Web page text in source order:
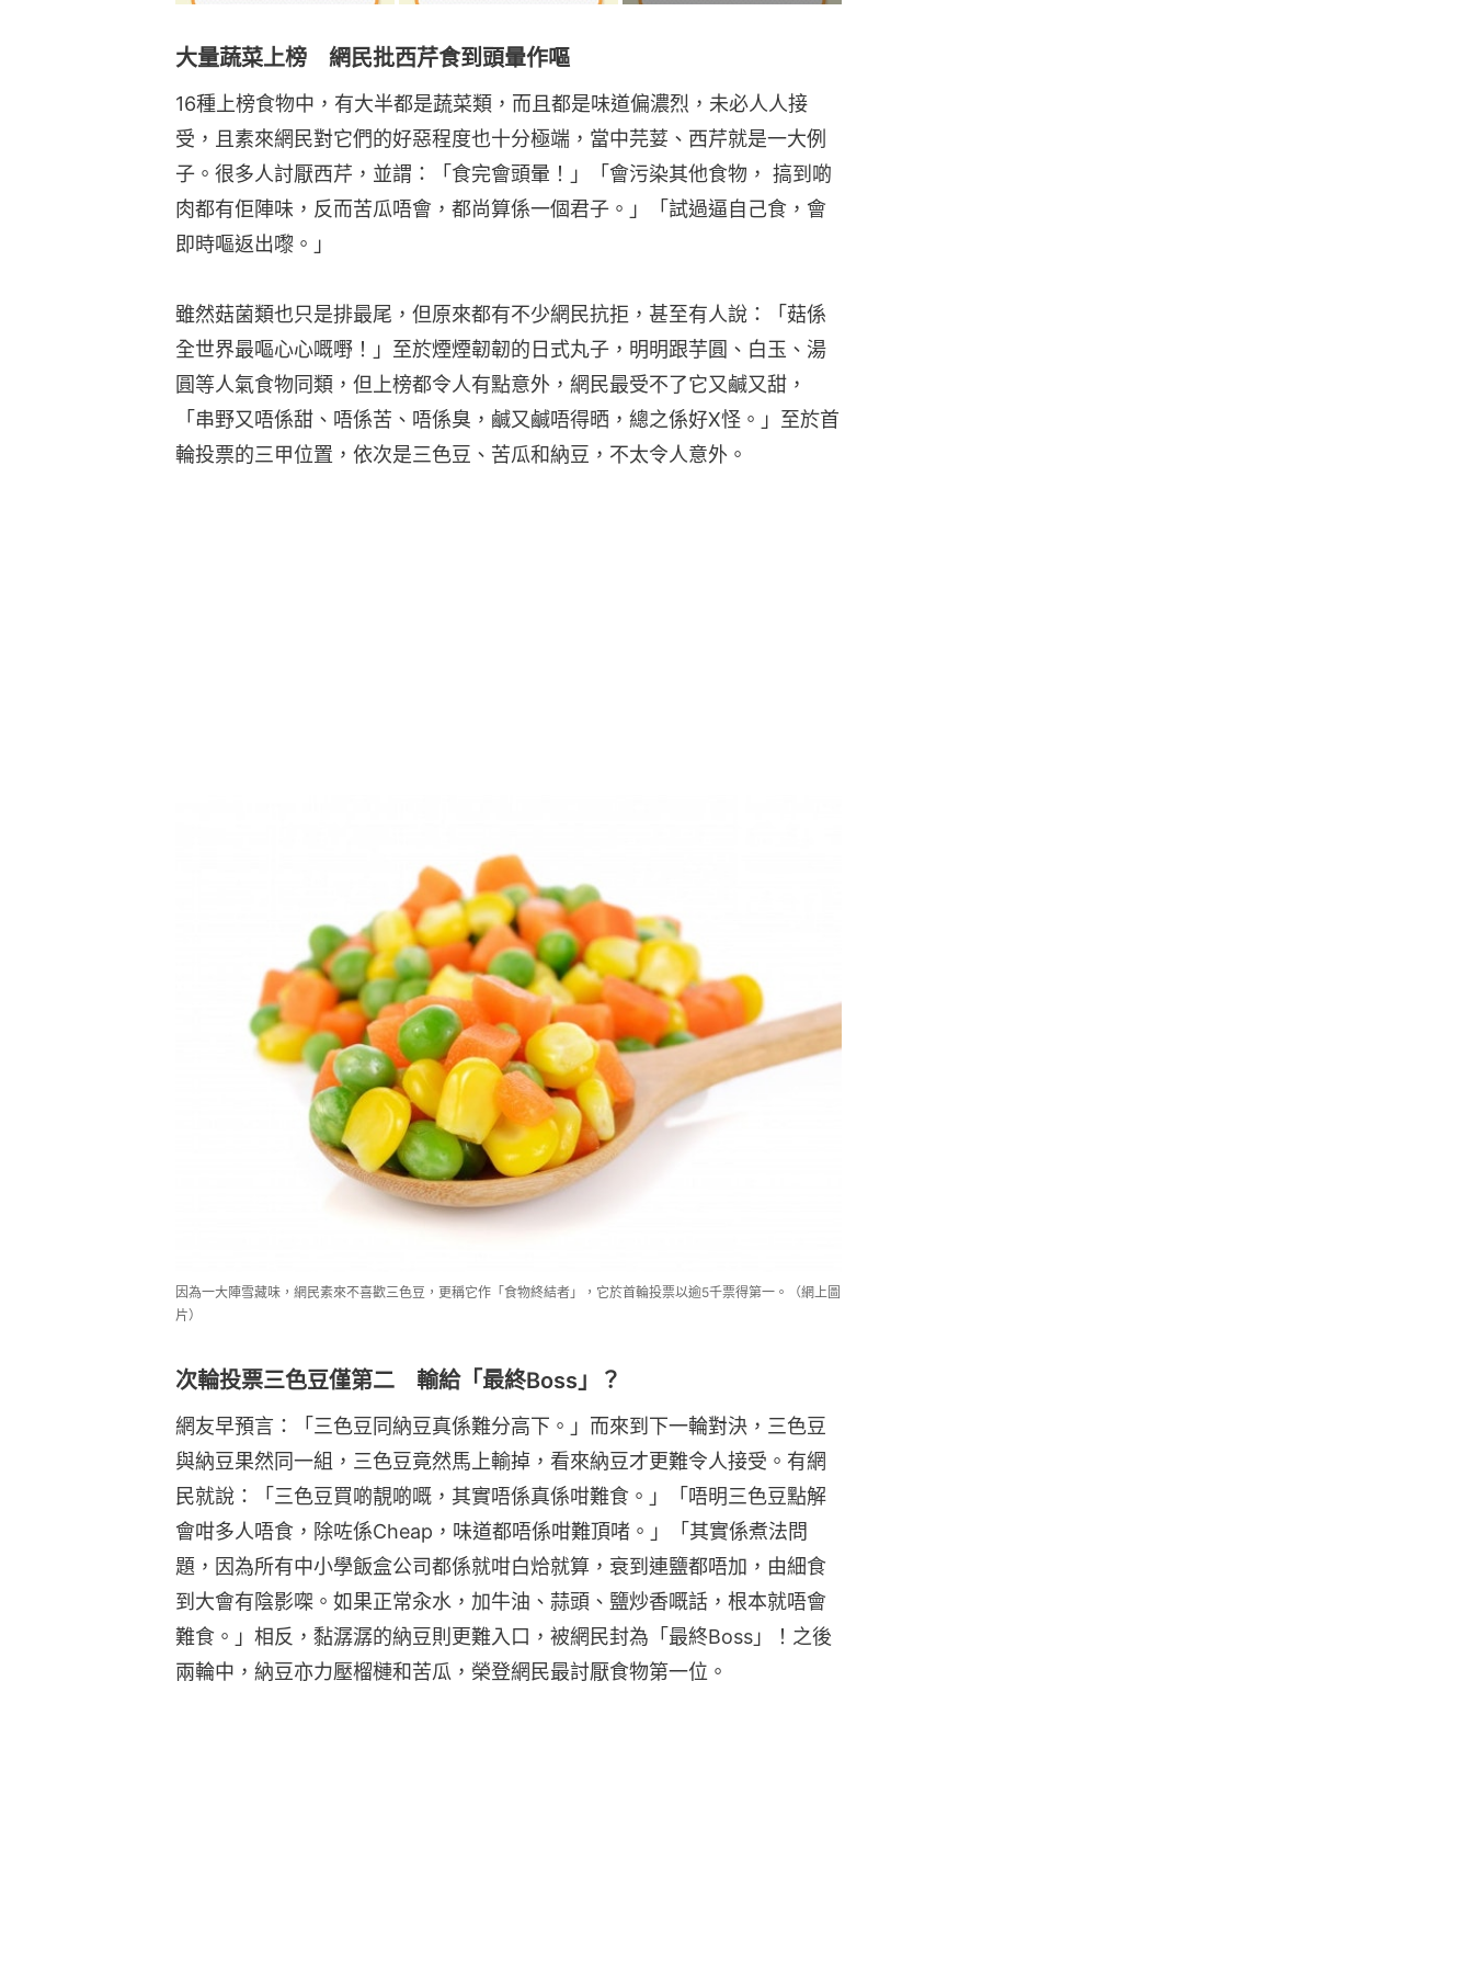
大量蔬菜上榜 網民批西芹食到頭暈作嘔
16種上榜食物中，有大半都是蔬菜類，而且都是味道偏濃烈，未必人人接
受，且素來網民對它們的好惡程度也十分極端，當中芫荽、西芹就是一大例
子。很多人討厭西芹，並謂：「食完會頭暈！」「會污染其他食物， 搞到啲
肉都有佢陣味，反而苦瓜唔會，都尚算係一個君子。」「試過逼自己食，會
即時嘔返出嚟。」
雖然菇菌類也只是排最尾，但原來都有不少網民抗拒，甚至有人說：「菇係
全世界最嘔心心嘅嘢！」至於煙煙韌韌的日式丸子，明明跟芋圓、白玉、湯
圓等人氣食物同類，但上榜都令人有點意外，網民最受不了它又鹹又甜，
「串野又唔係甜、唔係苦、唔係臭，鹹又鹹唔得晒，總之係好X怪。」至於首
輪投票的三甲位置，依次是三色豆、苦瓜和納豆，不太令人意外。
因為一大陣雪藏味，網民素來不喜歡三色豆，更稱它作「食物終結者」，它於首輪投票以逾5千票得第一。（網上圖
片）
次輪投票三色豆僅第二 輸給「最終Boss」？
網友早預言：「三色豆同納豆真係難分高下。」而來到下一輪對決，三色豆
與納豆果然同一組，三色豆竟然馬上輸掉，看來納豆才更難令人接受。有網
民就說：「三色豆買啲靚啲嘅，其實唔係真係咁難食。」「唔明三色豆點解
會咁多人唔食，除咗係Cheap，味道都唔係咁難頂啫。」「其實係煮法問
題，因為所有中小學飯盒公司都係就咁白烚就算，衰到連鹽都唔加，由細食
到大會有陰影㗎。如果正常汆水，加牛油、蒜頭、鹽炒香嘅話，根本就唔會
難食。」相反，黏潺潺的納豆則更難入口，被網民封為「最終Boss」！之後
兩輪中，納豆亦力壓榴槤和苦瓜，榮登網民最討厭食物第一位。